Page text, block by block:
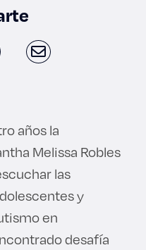
años la
Melissa Robles
las
y
en
desafía